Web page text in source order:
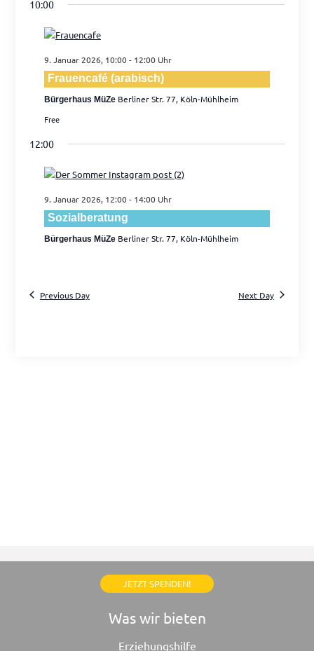
and
10:00
9. Januar 2026, 10:00 - 12:00
Frauencafé (arabisch)
Bürgerhaus MüZe Berliner Str. 77, Köln-Mühlheim
Free
12:00
9. Januar 2026, 12:00 - 14:00
Sozialberatung
Bürgerhaus MüZe Berliner Str. 77, Köln-Mühlheim
Previous Day Next Day
JETZT SPENDEN!
Was wir bieten
Erziehungshilfe